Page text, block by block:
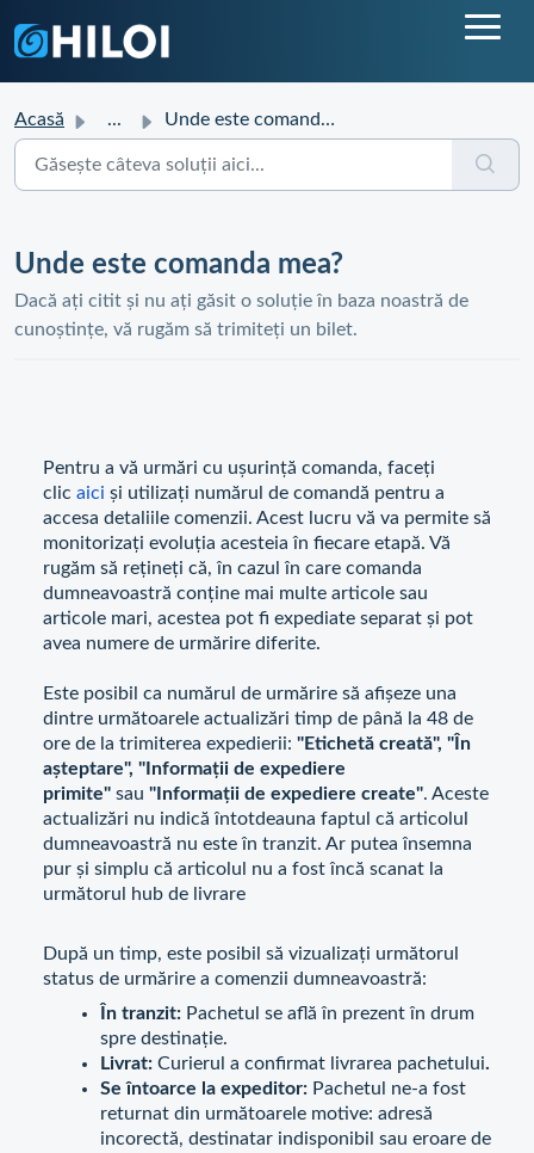
Acasă ... Unde este comanda mea?
Unde este comanda mea?
Dacă ați citit și nu ați găsit o soluție în baza noastră de
cunoștințe, vă rugăm să trimiteți un bilet.
Pentru a vă urmări cu ușurință comanda, faceți
clic aici și utilizați numărul de comandă pentru a
accesa detaliile comenzii. Acest lucru vă va permite să
monitorizați evoluția acesteia în fiecare etapă. Vă
rugăm să rețineți că, în cazul în care comanda
dumneavoastră conține mai multe articole sau
articole mari, acestea pot fi expediate separat și pot
avea numere de urmărire diferite.
Este posibil ca numărul de urmărire să afișeze una
dintre următoarele actualizări timp de până la 48 de
ore de la trimiterea expedierii: "Etichetă creată", "În
așteptare", "Informații de expediere
primite" sau "Informații de expediere create". Aceste
actualizări nu indică întotdeauna faptul că articolul
dumneavoastră nu este în tranzit. Ar putea însemna
pur și simplu că articolul nu a fost încă scanat la
următorul hub de livrare
După un timp, este posibil să vizualizați următorul
status de urmărire a comenzii dumneavoastră:
În tranzit: Pachetul se află în prezent în drum
spre destinație.
Livrat: Curierul a confirmat livrarea pachetului.
Se întoarce la expeditor: Pachetul ne-a fost
returnat din următoarele motive: adresă
incorectă, destinatar indisponibil sau eroare de